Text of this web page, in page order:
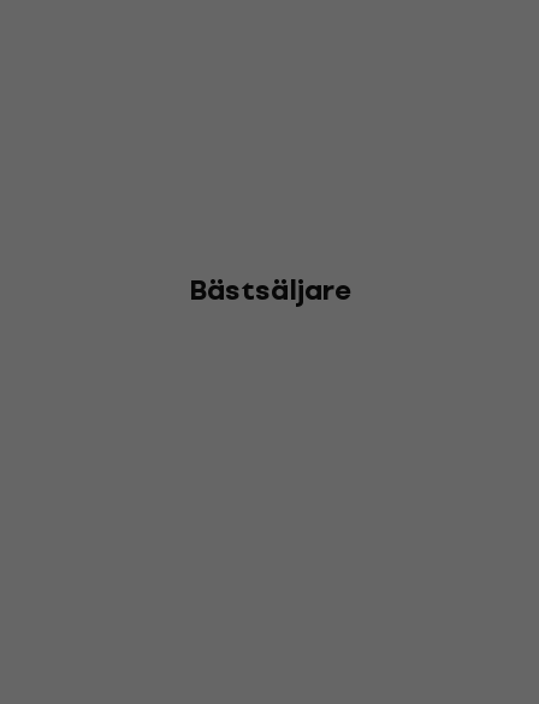
Bästsäljare